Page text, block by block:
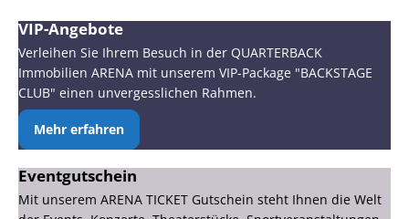
VIP-Angebote
Verleihen Sie Ihrem Besuch in der QUARTERBACK
Immobilien ARENA mit unserem VIP-Package "BACKSTAGE
CLUB" einen unvergesslichen Rahmen.
Mehr erfahren
Eventgutschein
Mit unserem ARENA TICKET Gutschein steht Ihnen die Welt